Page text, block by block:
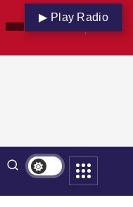
▶ Play Radio